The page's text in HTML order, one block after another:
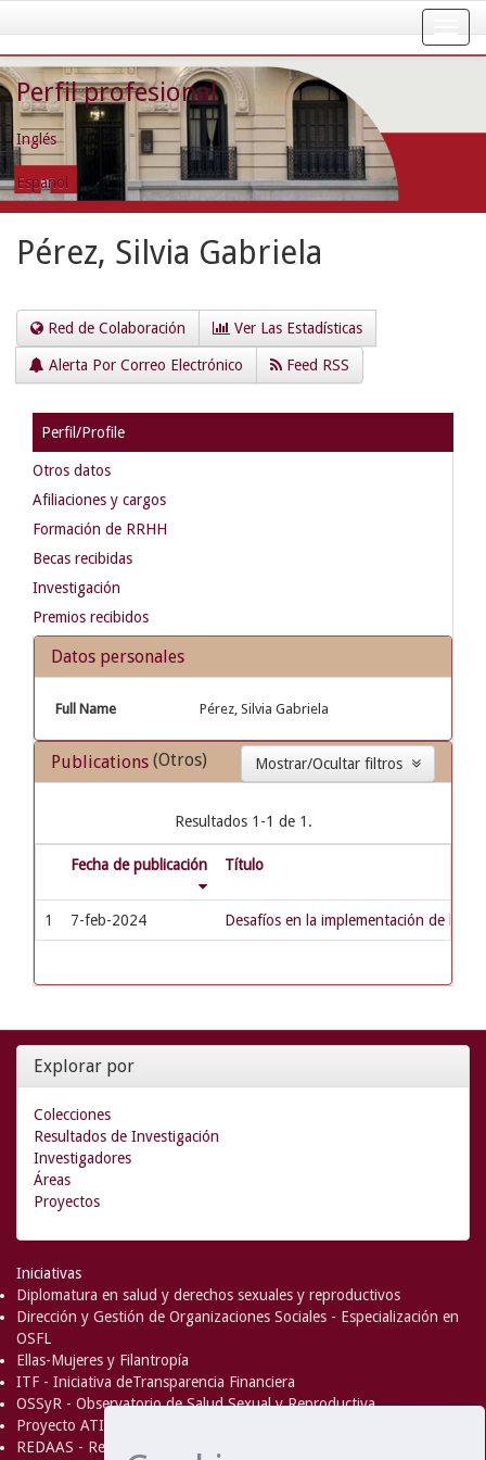
navigation
Perfil profesional
Inglés
Español
Pérez, Silvia Gabriela
Red de Colaboración Ver Las Estadísticas
Alerta Por Correo Electrónico Feed RSS
Perfil/Profile
Otros datos
Afiliaciones y cargos
Formación de RRHH
Becas recibidas
Investigación
Premios recibidos
Datos personales
Full Name Pérez, Silvia Gabriela
Publications (Otros)
Resultados 1-1 de 1.
Fecha de publicación Título
1 7-feb-2024 Desafíos en la implementación de la
Explorar por
Colecciones
Resultados de Investigación
Investigadores
Áreas
Proyectos
Iniciativas
Diplomatura en salud y derechos sexuales y reproductivos
Dirección y Gestión de Organizaciones Sociales - Especialización en
OSFL
Ellas-Mujeres y Filantropía
ITF - Iniciativa deTransparencia Financiera
OSSyR - Observatorio de Salud Sexual y Reproductiva
Proyecto ATICA
REDAAS - Red de Acceso al Aborto Seguro